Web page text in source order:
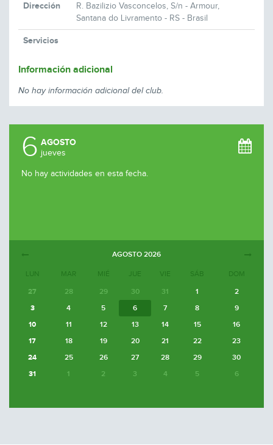
Dirección
R. Bazilizio Vasconcelos, S/n - Armour,
Santana do Livramento - RS - Brasil
Servicios
Información adicional
No hay información adicional del club.
6 AGOSTO
jueves
No hay actividades en esta fecha.
AGOSTO 2026
LUN MAR MIÉ JUE VIE SÁB DOM
27 28 29 30 31 1
2
3
4 5 6 7 8
9
10
11 12 13 14 15
16
17
18 19 20 21 22
23
24
25 26 27 28 29
30
31
1 2 3 4 5 6